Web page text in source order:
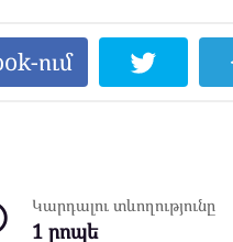
ում
Կարդալու տևողությունը
1 րոպե